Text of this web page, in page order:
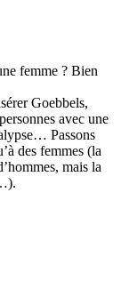
femme ? Bien
Goebbels,
avec une
Passons
des femmes (la
mais la